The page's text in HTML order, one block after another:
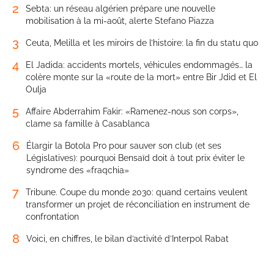
2
Sebta: un réseau algérien prépare une nouvelle
mobilisation à la mi-août, alerte Stefano Piazza
3 Ceuta, Melilla et les miroirs de l’histoire: la fin du statu quo
4
El Jadida: accidents mortels, véhicules endommagés… la
colère monte sur la «route de la mort» entre Bir Jdid et El
Oulja
5
Affaire Abderrahim Fakir: «Ramenez-nous son corps»,
clame sa famille à Casablanca
6
Élargir la Botola Pro pour sauver son club (et ses
Législatives): pourquoi Bensaïd doit à tout prix éviter le
syndrome des «fraqchia»
7
Tribune. Coupe du monde 2030: quand certains veulent
transformer un projet de réconciliation en instrument de
confrontation
8 Voici, en chiffres, le bilan d’activité d’Interpol Rabat